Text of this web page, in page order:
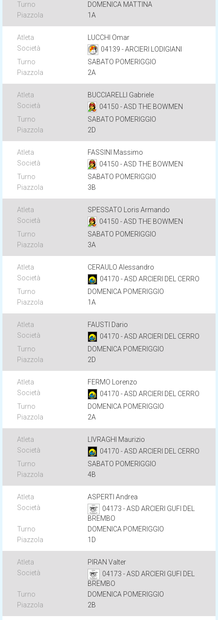
DOMENICA MATTINA
1A
LUCCHI Omar
04139 - ARCIERI LODIGIANI
SABATO POMERIGGIO
2A
BUCCIARELLI Gabriele
04150 - ASD THE BOWMEN
SABATO POMERIGGIO
2D
FASSINI Massimo
04150 - ASD THE BOWMEN
SABATO POMERIGGIO
3B
SPESSATO Loris Armando
04150 - ASD THE BOWMEN
SABATO POMERIGGIO
3A
CERAULO Alessandro
04170 - ASD ARCIERI DEL CERRO
DOMENICA POMERIGGIO
1A
FAUSTI Dario
04170 - ASD ARCIERI DEL CERRO
DOMENICA POMERIGGIO
2D
FERMO Lorenzo
04170 - ASD ARCIERI DEL CERRO
DOMENICA POMERIGGIO
2A
LIVRAGHI Maurizio
04170 - ASD ARCIERI DEL CERRO
SABATO POMERIGGIO
4B
ASPERTI Andrea
04173 - ASD ARCIERI GUFI DEL
BREMBO
DOMENICA POMERIGGIO
1D
PIRAN Valter
04173 - ASD ARCIERI GUFI DEL
BREMBO
DOMENICA POMERIGGIO
2B